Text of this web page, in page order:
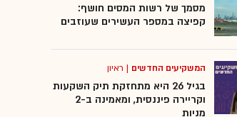
מסמך של רשות המסים חושף:
קפיצה במספר העשירים שעוזבים
המשקיעים החדשים | ראיון
בגיל 26 היא מתחזקת תיק השקעות
וקריירה פיננסית, ומאמינה ב-2
מניות